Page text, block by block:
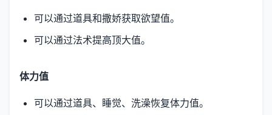
可以通过道具和撒娇获取欲望值。
可以通过法术提高顶大值。
体力值
可以通过道具、睡觉、洗澡恢复体力值。